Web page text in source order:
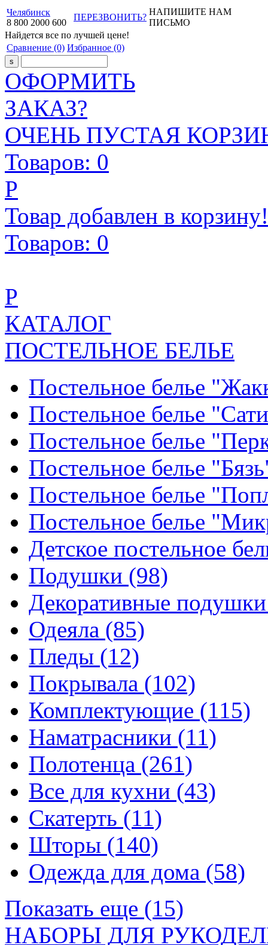
Челябинск
8 800 2000 600
ПЕРЕЗВОНИТЬ?
НАПИШИТЕ НАМ
ПИСЬМО
Найдется все по лучшей цене!
Сравнение (0) Избранное (0)
ОФОРМИТЬ
ЗАКАЗ?
ОЧЕНЬ ПУСТАЯ
Товаров: 0
Р
Товар добавлен в корзину!
Товаров: 0
Р
КАТАЛОГ
ПОСТЕЛЬНОЕ БЕЛЬЕ
Постельное белье
Постельное белье
Постельное белье
Постельное белье
Постельное белье
Постельное белье
Детское постельное
Подушки (98)
Декоративные
Одеяла (85)
Пледы (12)
Покрывала (102)
Комплектующие (115)
Наматрасники (11)
Полотенца (261)
Все для кухни (43)
Скатерть (11)
Шторы (140)
Одежда для дома (58)
Показать еще (15)
НАБОРЫ ДЛЯ